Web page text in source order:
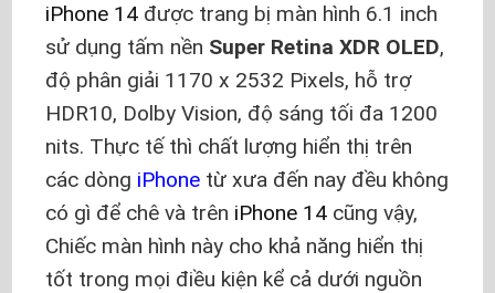
iPhone 14 được trang bị màn hình 6.1 inch
sử dụng tấm nền Super Retina XDR OLED,
độ phân giải 1170 x 2532 Pixels, hỗ trợ
HDR10, Dolby Vision, độ sáng tối đa 1200
nits. Thực tế thì chất lượng hiển thị trên
các dòng iPhone từ xưa đến nay đều không
có gì để chê và trên iPhone 14 cũng vậy,
Chiếc màn hình này cho khả năng hiển thị
tốt trong mọi điều kiện kể cả dưới nguồn